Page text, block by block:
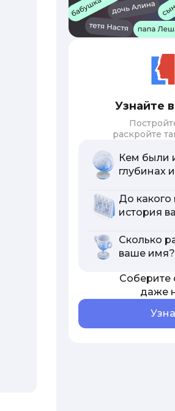
Узнайте
раскройте
Кем были
глубинах
До какого
история
Сколько
ваше имя?
Соберите
даже